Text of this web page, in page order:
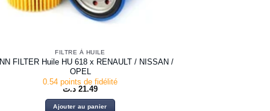
FILTRE À HUILE
FILTER Huile HU 618 x RENAULT / NISSAN /
OPEL
0.54 points de fidélité
21.49 د.ت
Ajouter au panier